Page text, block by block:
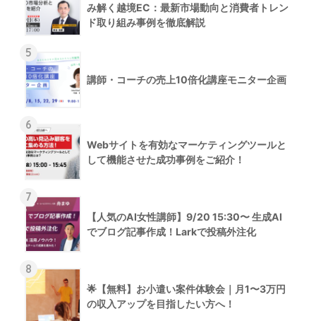
み解く越境EC：最新市場動向と消費者トレン
ド取り組み事例を徹底解説
5
講師・コーチの売上10倍化講座モニター企画
6
Webサイトを有効なマーケティングツールと
して機能させた成功事例をご紹介！
7
【人気のAI女性講師】9/20 15:30〜 生成AI
でブログ記事作成！Larkで投稿外注化
8
🌟【無料】お小遣い案件体験会｜月1〜3万円
の収入アップを目指したい方へ！